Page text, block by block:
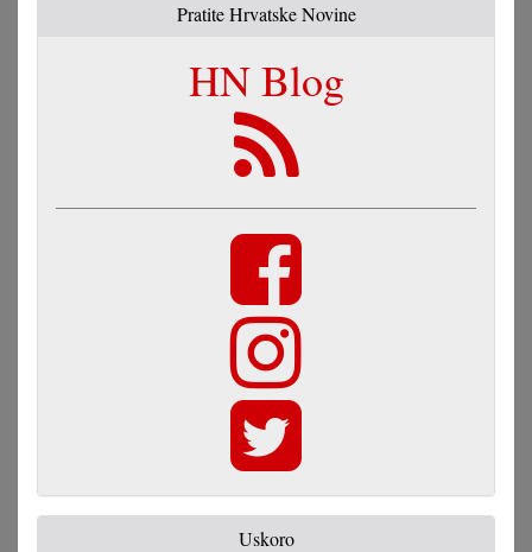
Pratite Hrvatske Novine
HN Blog
Uskoro